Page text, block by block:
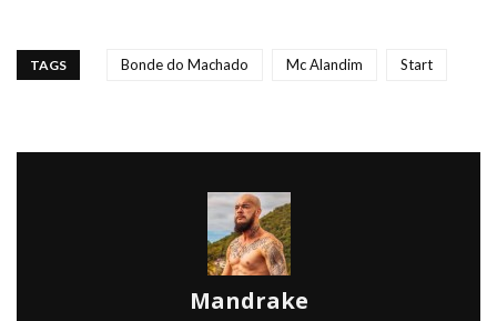
TAGS Bonde do Machado Mc Alandim Start
Mandrake